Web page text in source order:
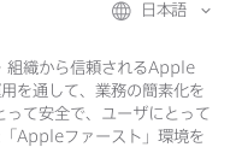
日本語
組織から​信頼されるApple
を​通して、​業務の​簡素化を​
って​安全で、​ユーザに​とって​
Appleファースト」環境を​